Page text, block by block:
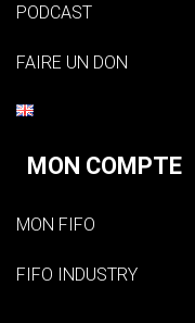
PODCAST
FAIRE UN DON
MON COMPTE
MON FIFO
FIFO INDUSTRY